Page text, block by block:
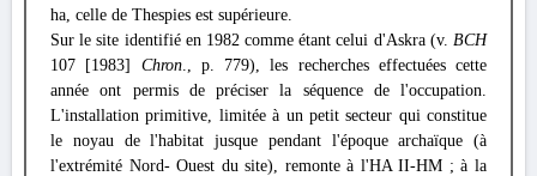
ha, celle de Thespies est supérieure.
Sur le site identifié en 1982 comme étant celui d'Askra (v. BCH
107 [1983] Chron., p. 779), les recherches effectuées cette
année ont permis de préciser la séquence de l'occupation.
L'installation primitive, limitée à un petit secteur qui constitue
le noyau de l'habitat jusque pendant l'époque archaïque (à
l'extrémité Nord- Ouest du site), remonte à l'ΗΑ II-HM ; à la